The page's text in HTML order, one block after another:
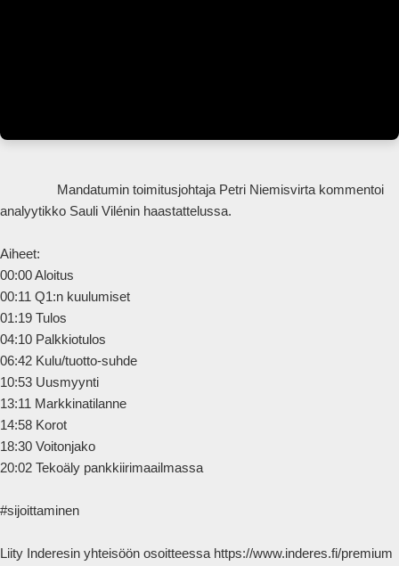
analyytikko Sauli Vilénin haastattelussa.
Aiheet:
00:00 Aloitus
00:11 Q1:n kuulumiset
01:19 Tulos
04:10 Palkkiotulos
06:42 Kulu/tuotto-suhde
10:53 Uusmyynti
13:11 Markkinatilanne
14:58 Korot
18:30 Voitonjako
20:02 Tekoäly pankkiirimaailmassa
#sijoittaminen
Liity Inderesin yhteisöön osoitteessa https://www.inderes.fi/premium